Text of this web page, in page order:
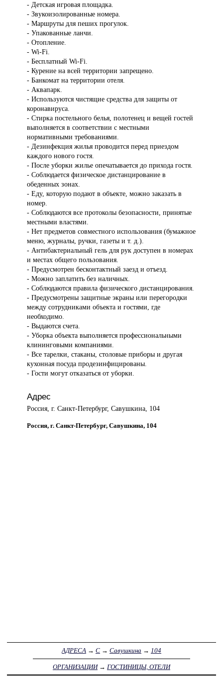
- Детская игровая площадка.
- Звукоизолированные номера.
- Маршруты для пеших прогулок.
- Упакованные ланчи.
- Отопление.
- Wi-Fi.
- Бесплатный Wi-Fi.
- Курение на всей территории запрещено.
- Банкомат на территории отеля.
- Аквапарк.
- Используются чистящие средства для защиты от
коронавируса.
- Стирка постельного белья, полотенец и вещей гостей
выполняется в соответствии с местными
нормативными требованиями.
- Дезинфекция жилья проводится перед приездом
каждого нового гостя.
- После уборки жилье опечатывается до прихода гостя.
- Соблюдается физическое дистанцирование в
обеденных зонах.
- Еду, которую подают в объекте, можно заказать в
номер.
- Соблюдаются все протоколы безопасности, принятые
местными властями.
- Нет предметов совместного использования (бумажное
меню, журналы, ручки, газеты и т. д.).
- Антибактериальный гель для рук доступен в номерах
и местах общего пользования.
- Предусмотрен бесконтактный заезд и отъезд.
- Можно заплатить без наличных.
- Соблюдаются правила физического дистанцирования.
- Предусмотрены защитные экраны или перегородки
между сотрудниками объекта и гостями, где
необходимо.
- Выдаются счета.
- Уборка объекта выполняется профессиональными
клининговыми компаниями.
- Все тарелки, стаканы, столовые приборы и другая
кухонная посуда продезинфицированы.
- Гости могут отказаться от уборки.
Адрес
Россия, г. Санкт-Петербург, Савушкина, 104
Россия, г. Санкт-Петербург, Савушкина, 104
АДРЕСА → С → Савушкина → 104
ОРГАНИЗАЦИИ→ ГОСТИНИЦЫ, ОТЕЛИ